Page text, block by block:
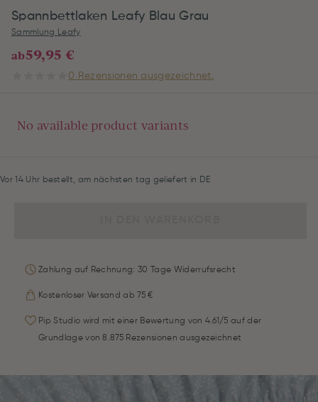
Spannbettlaken Leafy Blau Grau
Sammlung Leafy
ab59,95 €
0 Rezensionen ausgezeichnet.
No available product variants
Vor 14 Uhr bestellt, am nächsten tag geliefert in DE
Zahlung auf Rechnung: 30 Tage Widerrufsrecht
Kostenloser Versand ab 75 €
Pip Studio wird mit einer Bewertung von 4.61/5 auf der
Grundlage von 8.875 Rezensionen ausgezeichnet